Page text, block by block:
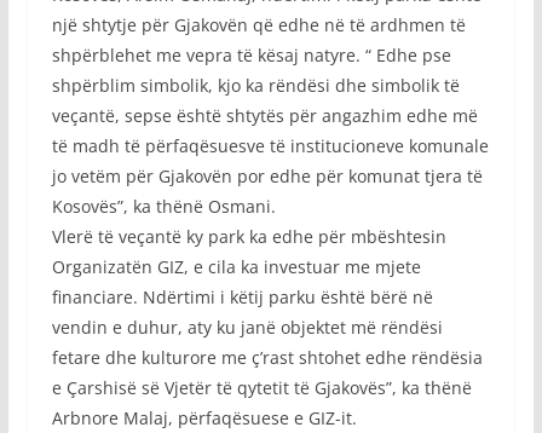
një shtytje për Gjakovën që edhe në të ardhmen të
shpërblehet me vepra të kësaj natyre. “ Edhe pse
shpërblim simbolik, kjo ka rëndësi dhe simbolik të
veçantë, sepse është shtytës për angazhim edhe më
të madh të përfaqësuesve të institucioneve komunale
jo vetëm për Gjakovën por edhe për komunat tjera të
Kosovës”, ka thënë Osmani.
Vlerë të veçantë ky park ka edhe për mbështesin
Organizatën GIZ, e cila ka investuar me mjete
financiare. Ndërtimi i këtij parku është bërë në
vendin e duhur, aty ku janë objektet më rëndësi
fetare dhe kulturore me ç’rast shtohet edhe rëndësia
e Çarshisë së Vjetër të qytetit të Gjakovës”, ka thënë
Arbnore Malaj, përfaqësuese e GIZ-it.